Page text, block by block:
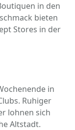
in den
bieten
Stores in der
in
Ruhiger
lohnen sich
Altstadt.